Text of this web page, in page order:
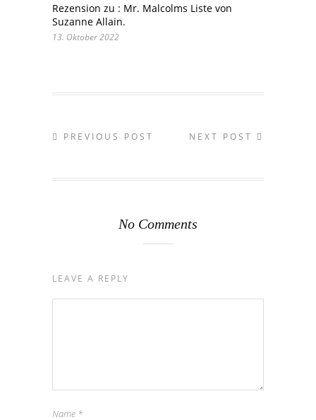
Rezension zu : Mr. Malcolms Liste von
Suzanne Allain.
13. Oktober 2022
PREVIOUS POST NEXT POST
No Comments
LEAVE A REPLY
Name *